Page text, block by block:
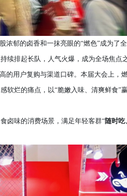
浓郁的卤香和一抹亮眼的“燃色”成为了
续排起长队，人气火爆，成为全场焦点之
的用户复购与渠道口碑。本届大会上，
软烂的痛点，以“脆嫩入味、清爽鲜食”
卤味的消费场景，满足年轻客群“随时吃